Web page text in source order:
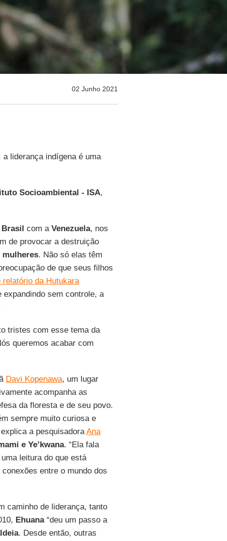
02 Junho 2021
liderança indígena é uma
Socioambiental - ISA,
Brasil com a Venezuela, nos
de provocar a destruição
mulheres. Não só elas têm
de que seus filhos
relatório da Hutukara
sem controle, a
tristes com esse tema da
queremos acabar com
Davi Kopenawa, um lugar
acompanha as
da floresta e de seu povo.
sempre muito curiosa e
a pesquisadoraAna
e Ye’kwana. “Ela fala
leitura do que está
entre o mundo dos
caminho de liderança, tanto
Ehuana“deu um passo a
. Desde então, outras